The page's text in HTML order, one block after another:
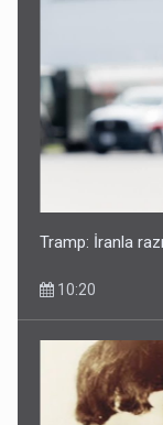
Tramp: İranla
10:20